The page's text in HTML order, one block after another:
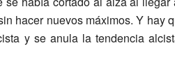
hacer nuevos máximos. Y hay
y se anula la tendencia